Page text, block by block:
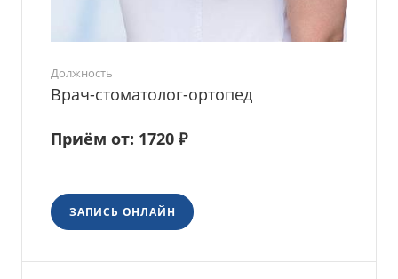
Должность
Врач-стоматолог-ортопед
Приём от: 1720 ₽
ЗАПИСЬ ОНЛАЙН